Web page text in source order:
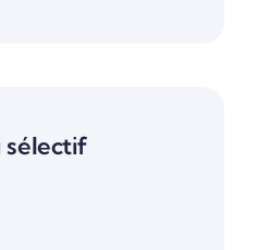
sélectif